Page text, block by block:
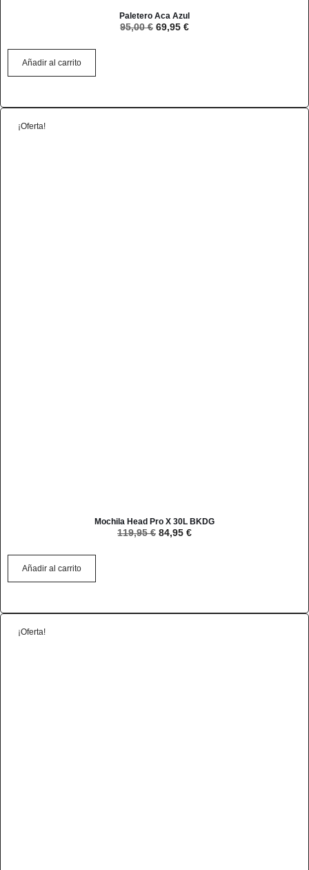
Paletero Aca Azul
95,00€ 69,95 €
Añadir al carrito
¡Oferta!
Mochila Head Pro X 30L BKDG
119,95€ 84,95 €
Añadir al carrito
¡Oferta!